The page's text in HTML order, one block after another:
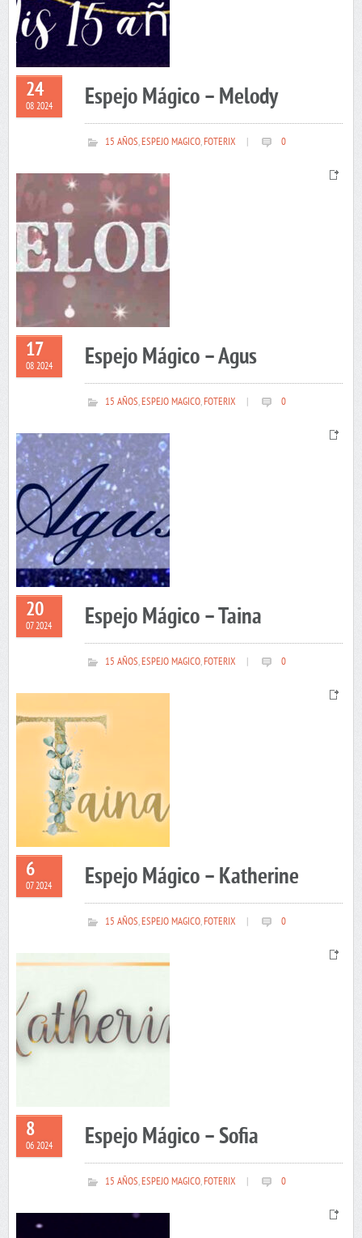
24
08 2024 Espejo Mágico – Melody
15 AÑOS,ESPEJO MAGICO,FOTERIX 0
17
08 2024 Espejo Mágico – Agus
15 AÑOS,ESPEJO MAGICO,FOTERIX 0
20
07 2024 Espejo Mágico – Taina
15 AÑOS,ESPEJO MAGICO,FOTERIX 0
6
07 2024 Espejo Mágico – Katherine
15 AÑOS,ESPEJO MAGICO,FOTERIX 0
8
06 2024 Espejo Mágico – Sofia
15 AÑOS,ESPEJO MAGICO,FOTERIX 0